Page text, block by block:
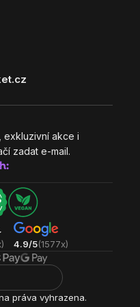
exkluzivní akce i
zadat e-mail.
4.9/5(1577x)
práva vyhrazena.